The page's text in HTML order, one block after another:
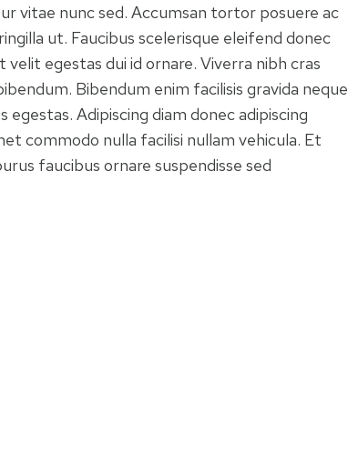
vitae nunc sed. Accumsan tortor posuere ac
ut. Faucibus scelerisque eleifend donec
egestas dui id ornare. Viverra nibh cras
Bibendum enim facilisis gravida neque
egestas. Adipiscing diam donec adipiscing
commodo nulla facilisi nullam vehicula. Et
faucibus ornare suspendisse sed